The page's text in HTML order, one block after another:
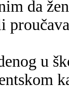
da
u